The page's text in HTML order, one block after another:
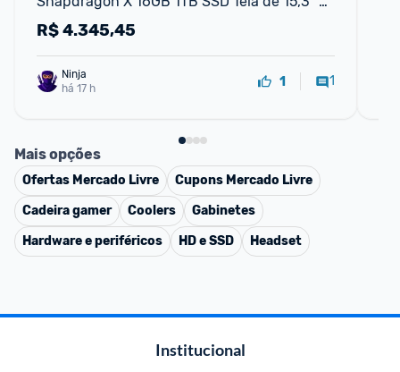
W11 Home - 83TW0003
R$4.345,45
há 17 h
1 1
Mais opções
Ofertas Mercado Livre Cupons Mercado Livre
Cadeira gamer
Coolers
Gabinetes
Hardware e periféricos
HD e SSD Headset
Institucional